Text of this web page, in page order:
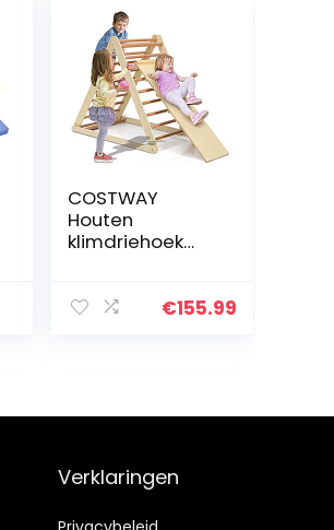
COSTWAY
Houten
klimdriehoek
driehoek
klimmers…
€155.99
Verklaringen